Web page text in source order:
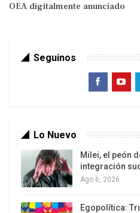
Según el sondeo
Unidos—, el 65% de los
presencia de agentes del
inglés) en los estadios
OEA digitalmente anunciado
Seguinos
Lo Nuevo
Milei, el peón
integración
Ago 6, 2026
Egopolítica: